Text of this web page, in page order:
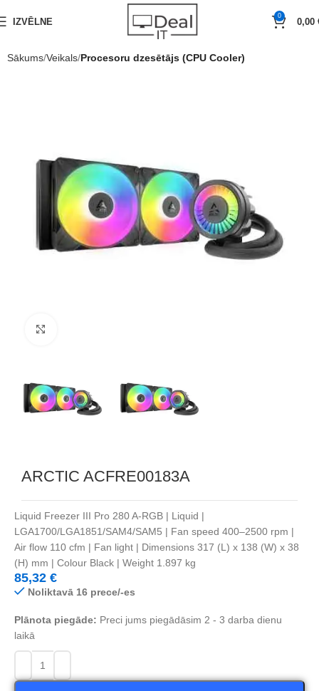
IZVĒLNE
0
0,00
Sākums Veikals Procesoru dzesētājs (CPU Cooler)
ARCTIC ACFRE00183A
Liquid Freezer III Pro 280 A-RGB | Liquid |
LGA1700/LGA1851/SAM4/SAM5 | Fan speed 400–2500 rpm |
Air flow 110 cfm | Fan light | Dimensions 317 (L) x 138 (W) x 38
(H) mm | Colour Black | Weight 1.897 kg
85,32 €
Noliktavā 16 prece/-es
Plānota piegāde: Preci jums piegādāsim 2 - 3 darba dienu
laikā